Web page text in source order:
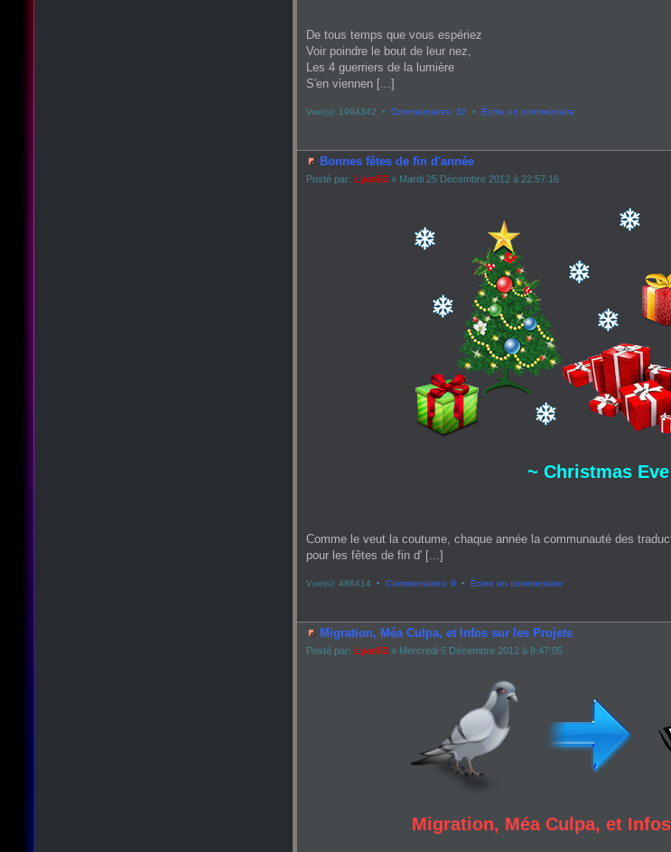
De tous temps que vous espériez
Voir poindre le bout de leur nez,
Les 4 guerriers de la lumière
S'en viennen [...]
Vue(s): 1994342 • Commentaires: 32 • Écrire un commentaire
Bonnes fêtes de fin d'année
Posté par: Lyan53» Mardi 25 Décembre 2012 à 22:57:16
~ Christmas
Comme le veut la coutume, chaque année la communauté des
pour les fêtes de fin d' [...]
Vue(s): 486414 • Commentaires: 9 • Écrire un commentaire
Migration, Méa Culpa, et Infos sur les Projets
Posté par: Lyan53» Mercredi 5 Décembre 2012 à 8:47:05
Migration, Méa Culpa, et